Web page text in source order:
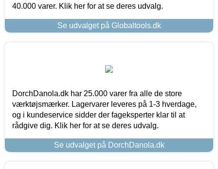
40.000 varer. Klik her for at se deres udvalg.
Se udvalget på Globaltools.dk
DorchDanola.dk har 25.000 varer fra alle de store
værktøjsmærker. Lagervarer leveres på 1-3 hverdage,
og i kundeservice sidder der fageksperter klar til at
rådgive dig. Klik her for at se deres udvalg.
Se udvalget på DorchDanola.dk